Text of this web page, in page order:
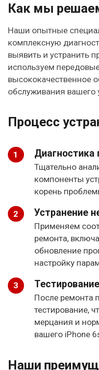
Как мы
Наши опытные
комплексную
выявить и устранить
используем
высококачественное
обслуживания вашего
Процесс
Диагностика
Тщательно
компоненты
корень
Устранение
Применяем
ремонта,
обновление
настройку
После ремонта
тестирование,
мерцания и
вашего iPhone
Наши